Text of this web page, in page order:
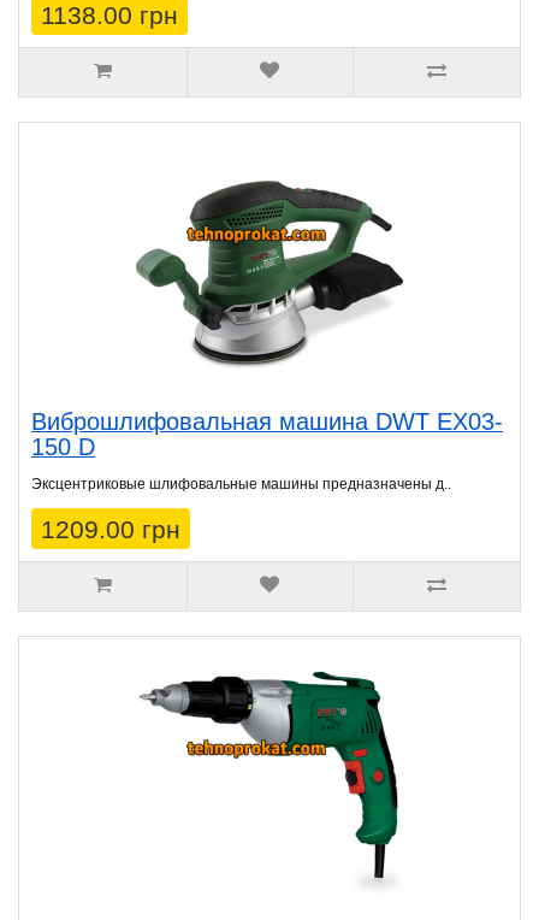
1138.00 грн
Виброшлифовальная машина DWT EX03-
150 D
Эксцентриковые шлифовальные машины предназначены д..
1209.00 грн